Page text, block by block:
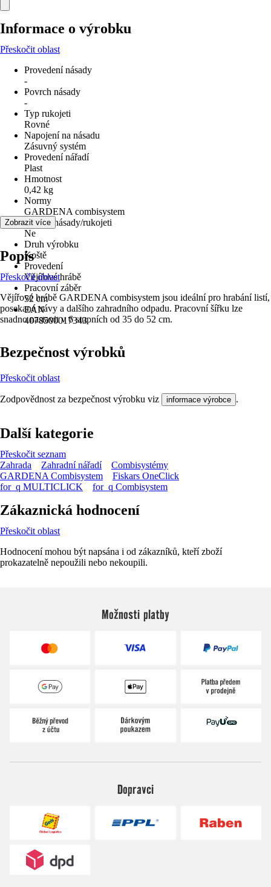
Informace o výrobku
Přeskočit oblast
Provedení násady
-
Povrch násady
-
Typ rukojeti
Rovné
Napojení na násadu
Zásuvný systém
Provedení nářadí
Plast
Hmotnost
0,42 kg
Normy
GARDENA combisystem
Včetně násady/rukojeti
Ne
Druh výrobku
Koště
Provedení
Vějířové hrábě
Pracovní záběr
52 cm
EAN
4078500017343
Zobrazit více
Popis
Přeskočit oblast
Vějířové hrábě GARDENA combisystem jsou ideální pro hrabání listí,
posekané trávy a dalšího zahradního odpadu. Pracovní šířku lze
snadno nastavit v 6 stupních od 35 do 52 cm.
Bezpečnost výrobků
Přeskočit oblast
Zodpovědnost za bezpečnost výrobku viz informace výrobce .
Další kategorie
Přeskočit seznam
Zahrada
Zahradní nářadí
Combisystémy
GARDENA Combisystem
Fiskars OneClick
for_q MULTICLICK
for_q Combisystem
Zákaznická hodnocení
Přeskočit oblast
Hodnocení mohou být napsána i od zákazníků, kteří zboží
prokazatelně nepoužili nebo nekoupili.
Možnosti platby
Dopravci